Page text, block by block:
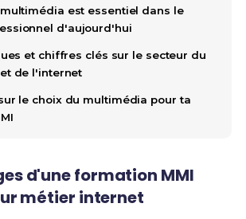
est essentiel dans le
d'aujourd'hui
et chiffres clés sur le secteur du
de l'internet
le choix du multimédia pour ta
d'une formation MMI
métier internet